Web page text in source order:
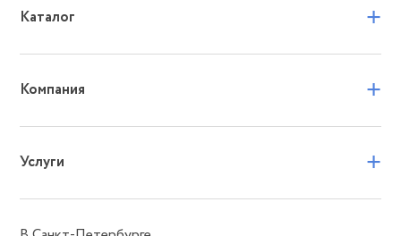
Каталог +
Компания +
Услуги +